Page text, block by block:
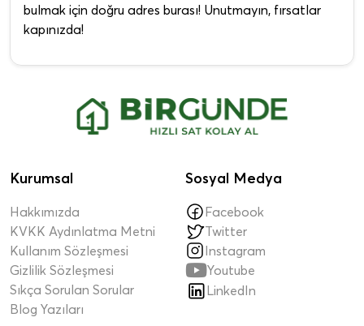
bulmak için doğru adres burası! Unutmayın, fırsatlar
kapınızda!
Kurumsal
Hakkımızda
KVKK Aydınlatma Metni
Kullanım Sözleşmesi
Gizlilik Sözleşmesi
Sıkça Sorulan Sorular
Blog Yazıları
Sosyal Medya
Facebook
Twitter
Instagram
Youtube
LinkedIn